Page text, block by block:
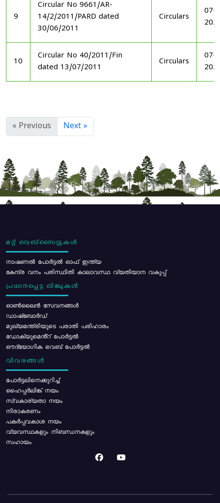
9
Circular No 9661/AR-
14/2/2011/PARD dated
30/06/2011
Circulars
07-
10
Circular No 40/2011/Fin
dated 13/07/2011
Circulars
07-
« Previous Next »
മറ്റ് വെബ്സൈറ്റുകൾ
നാഷണൽ പോർട്ടൽ ഓഫ് ഇന്ത്യ
കേന്ദ്ര വനം പരിസ്ഥിതി കാലാവസ്ഥ വ്യതിയാന വകുപ്പ്
പ്രധാനപ്പെട്ട ലിങ്കുകൾ
ഓൺലൈൻ സേവനങ്ങൾ
ഡാഷ്ബോർഡ്
മുഖ്യമന്ത്രിയുടെ പരാതി പരിഹാരം
ഡോക്യുമെൻ്റ് പോർട്ടൽ
ഔദ്യോഗിക വെബ് പോർട്ടൽ
വിവരങ്ങൾ
പോര്‍ട്ടലിനെക്കുറിച്ച്
ഹൈപ്പർലിങ്ക് നയം
സ്വകാര്യതാ നയം
നിരാകരണം
പകർപ്പവകാശ നയം
വ്യവസ്ഥകളും നിബന്ധനകളും
സഹായം